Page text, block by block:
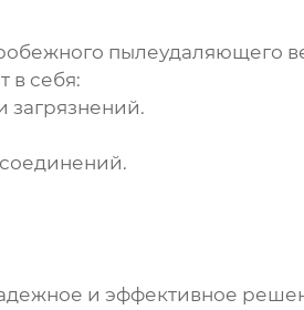
пылеудаляющего
в себя:
загрязнений.
и эффективное